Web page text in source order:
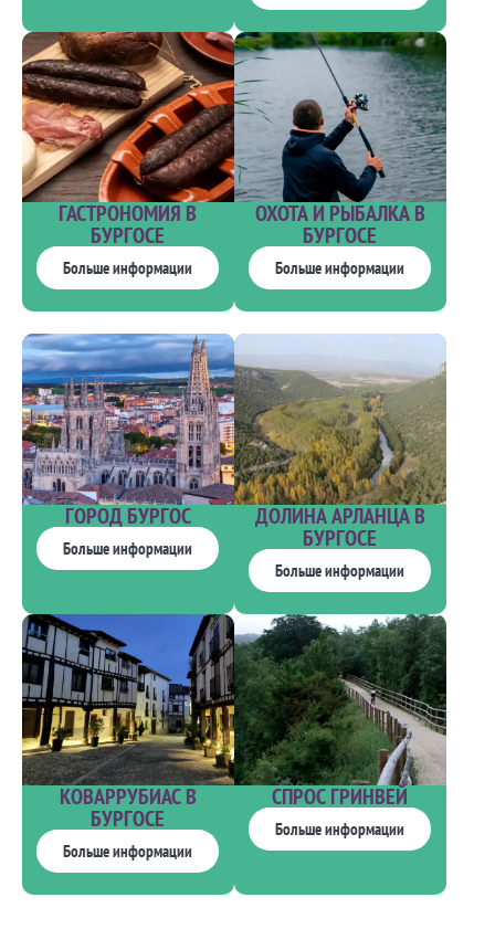
ГАСТРОНОМИЯ В
БУРГОСЕ
Больше информации
ОХОТА И РЫБАЛКА В
БУРГОСЕ
Больше информации
ГОРОД БУРГОС
Больше информации
ДОЛИНА АРЛАНЦА В
БУРГОСЕ
Больше информации
КОВАРРУБИАС В
БУРГОСЕ
Больше информации
СПРОС ГРИНВЕЙ
Больше информации